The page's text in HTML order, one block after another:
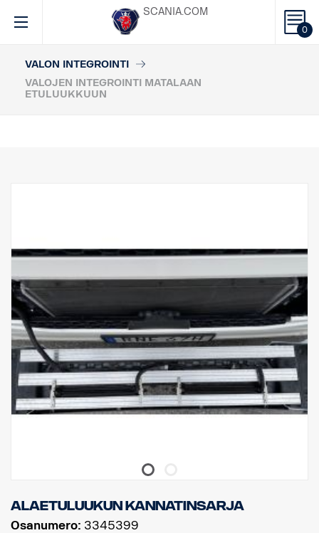
0
SCANIA.COM
VALON INTEGROINTI
VALOJEN INTEGROINTI MATALAAN
ETULUUKKUUN
Alaetuluukun kannatinsarja
Osanumero: 3345399